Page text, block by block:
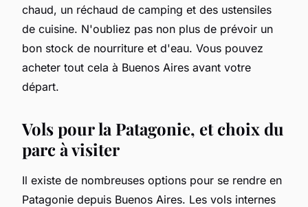
chaud, un réchaud de camping et des ustensiles
de cuisine. N'oubliez pas non plus de prévoir un
bon stock de nourriture et d'eau. Vous pouvez
acheter tout cela à Buenos Aires avant votre
départ.
Vols pour la Patagonie, et choix du
parc à visiter
Il existe de nombreuses options pour se rendre en
Patagonie depuis Buenos Aires. Les vols internes